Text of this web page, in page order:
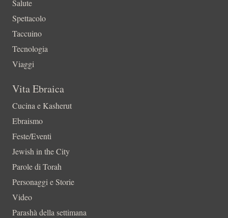
Salute
Spettacolo
Taccuino
Tecnologia
Viaggi
Vita Ebraica
Cucina e Kasherut
Ebraismo
Feste/Eventi
Jewish in the City
Parole di Torah
Personaggi e Storie
Video
Parashà della settimana